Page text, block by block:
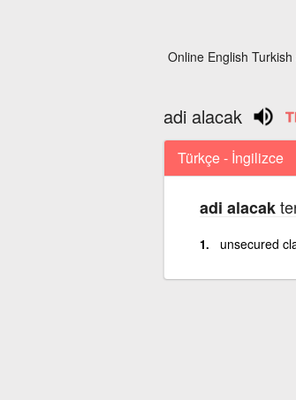
Online English
adi alacak
Türkçe - İngilizce
adi alacak
unsecured